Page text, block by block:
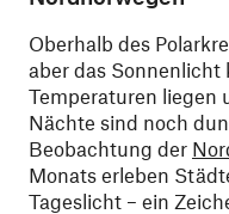
Oberhalb des
aber das Sonnenlicht
Temperaturen liegen
Nächte sind noch
Beobachtung der
Monats erleben
Tageslicht – ein